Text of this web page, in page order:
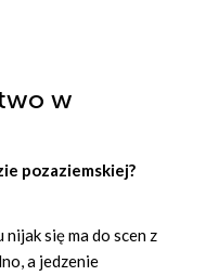
w
pozaziemskiej?
się ma do scen z
a jedzenie